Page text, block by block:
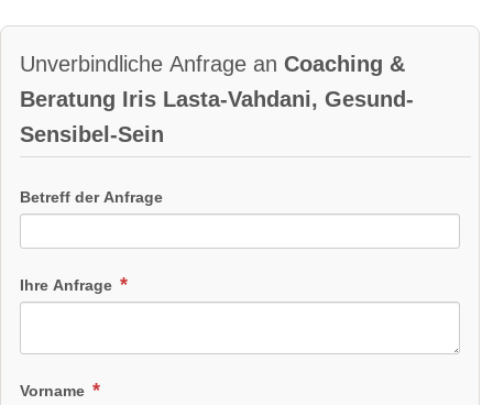
Unverbindliche Anfrage an Coaching &
Beratung Iris Lasta-Vahdani, Gesund-
Sensibel-Sein
Betreff der Anfrage
Ihre Anfrage
Vorname